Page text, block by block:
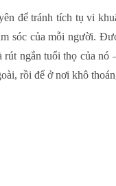
để tránh tích tụ vi
sóc của mỗi người.
ngắn tuổi thọ của nó
rồi để ở nơi khô